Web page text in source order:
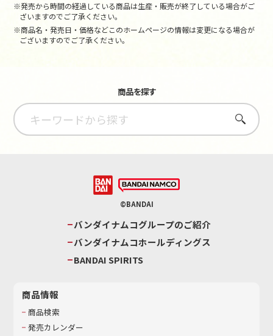
※発売から時間の経過している商品は生産・販売が終了している場合がご
ざいますのでご了承ください。
※商品名・発売日・価格などこのホームページの情報は変更になる場合が
ございますのでご了承ください。
商品を探す
さがす
©BANDAI
バンダイナムコグループのご紹介
バンダイナムコホールディングス
BANDAI SPIRITS
商品情報
商品検索
発売カレンダー